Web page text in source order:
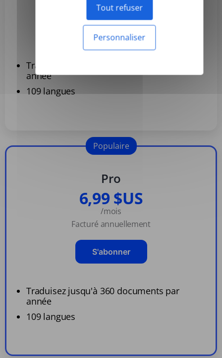
Tout refuser
Personnaliser
S'abonner
Traduisez jusqu'à 120 documents par
année
109 langues
Pro
6,99 $US
/mois
Facturé annuellement
S'abonner
Traduisez jusqu'à 360 documents par
année
109 langues
Populaire